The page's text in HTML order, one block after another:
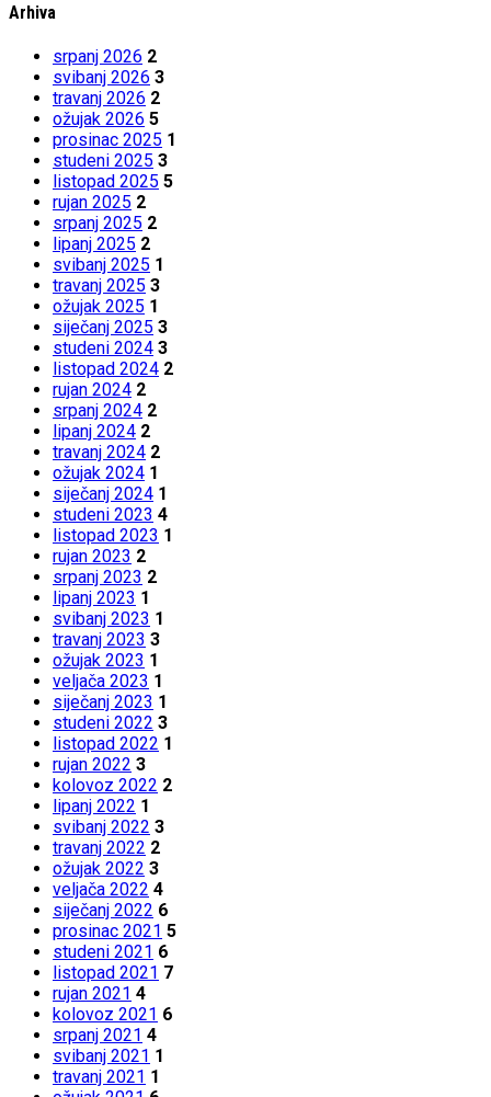
Arhiva
srpanj 2026 2
svibanj 2026 3
travanj 2026 2
ožujak 2026 5
prosinac 2025 1
studeni 2025 3
listopad 2025 5
rujan 2025 2
srpanj 2025 2
lipanj 2025 2
svibanj 2025 1
travanj 2025 3
ožujak 2025 1
siječanj 2025 3
studeni 2024 3
listopad 2024 2
rujan 2024 2
srpanj 2024 2
lipanj 2024 2
travanj 2024 2
ožujak 2024 1
siječanj 2024 1
studeni 2023 4
listopad 2023 1
rujan 2023 2
srpanj 2023 2
lipanj 2023 1
svibanj 2023 1
travanj 2023 3
ožujak 2023 1
veljača 2023 1
siječanj 2023 1
studeni 2022 3
listopad 2022 1
rujan 2022 3
kolovoz 2022 2
lipanj 2022 1
svibanj 2022 3
travanj 2022 2
ožujak 2022 3
veljača 2022 4
siječanj 2022 6
prosinac 2021 5
studeni 2021 6
listopad 2021 7
rujan 2021 4
kolovoz 2021 6
srpanj 2021 4
svibanj 2021 1
travanj 2021 1